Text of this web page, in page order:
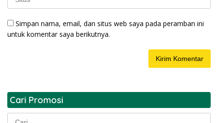
Simpan nama, email, dan situs web saya pada peramban ini
untuk komentar saya berikutnya.
Cari Promosi
Cari